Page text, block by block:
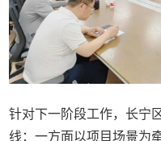
针对下一阶段工作，长宁
线：一方面以项目场景为